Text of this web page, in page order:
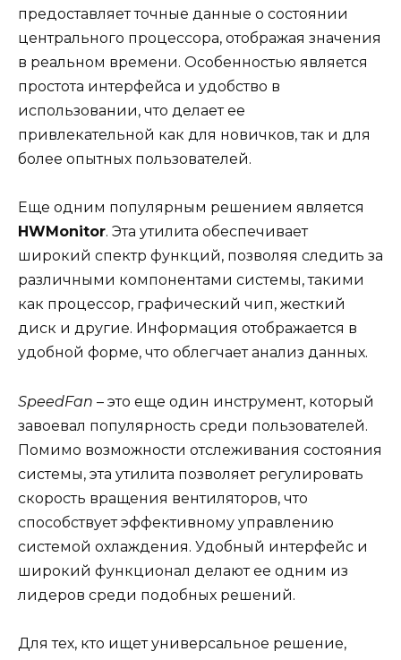
предоставляет точные данные о состоянии
центрального процессора, отображая значения
в реальном времени. Особенностью является
простота интерфейса и удобство в
использовании, что делает ее
привлекательной как для новичков, так и для
более опытных пользователей.
Еще одним популярным решением является
HWMonitor. Эта утилита обеспечивает
широкий спектр функций, позволяя следить за
различными компонентами системы, такими
как процессор, графический чип, жесткий
диск и другие. Информация отображается в
удобной форме, что облегчает анализ данных.
SpeedFan – это еще один инструмент, который
завоевал популярность среди пользователей.
Помимо возможности отслеживания состояния
системы, эта утилита позволяет регулировать
скорость вращения вентиляторов, что
способствует эффективному управлению
системой охлаждения. Удобный интерфейс и
широкий функционал делают ее одним из
лидеров среди подобных решений.
Для тех, кто ищет универсальное решение,